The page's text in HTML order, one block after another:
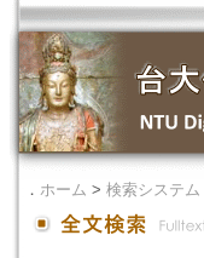
． ホーム > 検索システム